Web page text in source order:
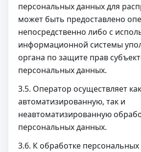
персональных данных для
может быть предоставлено
непосредственно либо с
информационной системы
органа по защите прав
персональных данных.
3.5. Оператор осуществляет как
автоматизированную, так и
неавтоматизированную
персональных данных.
3.6. К обработке